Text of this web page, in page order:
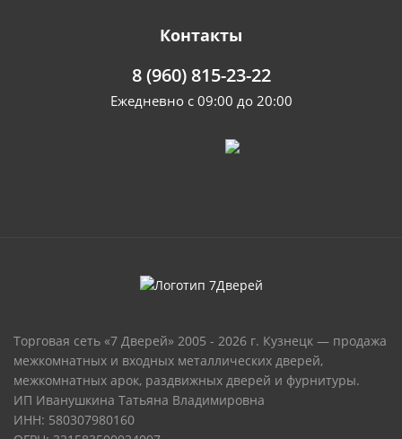
Контакты
8 (960) 815-23-22
Ежедневно с 09:00 до 20:00
Торговая сеть «7 Дверей» 2005 - 2026 г. Кузнецк — продажа
межкомнатных и входных металлических дверей,
межкомнатных арок, раздвижных дверей и фурнитуры.
ИП Иванушкина Татьяна Владимировна
ИНН: 580307980160